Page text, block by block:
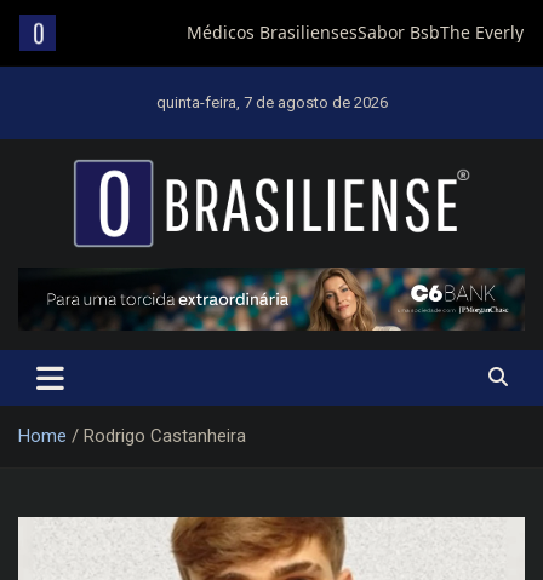
quinta-feira, 7 de agosto de 2026
Um diário de notícias que trabalha por Brasília
Home Rodrigo Castanheira